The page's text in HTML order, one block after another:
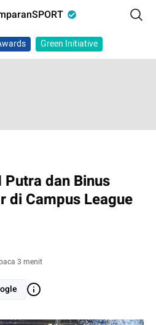
Green Initiative
dan Binus
di Campus League
3 menit